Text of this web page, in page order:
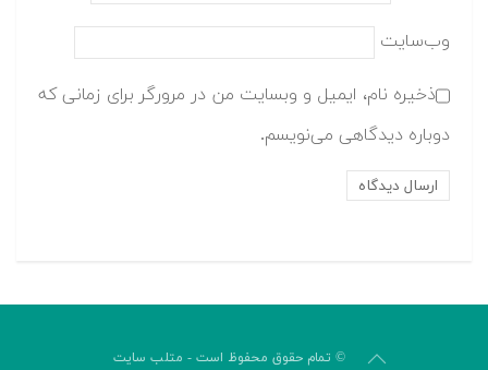
وب‌سایت
ذخیره نام، ایمیل و وبسایت من در مرورگر برای زمانی که
دوباره دیدگاهی می‌نویسم.
© تمام حقوق محفوظ است - متلب سایت